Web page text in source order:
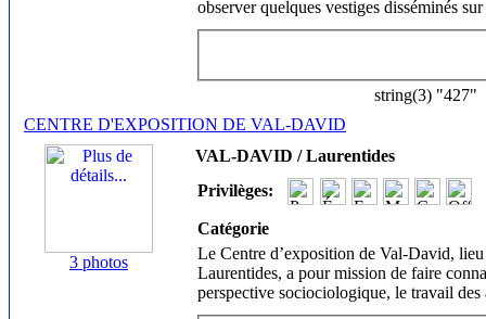
observer quelques vestiges disséminés
string(3) "427"
CENTRE D'EXPOSITION DE VAL-DAVID
3 photos
VAL-DAVID / Laurentides
Privilèges:
Catégorie
Le Centre d’exposition de Val-David,
Laurentides, a pour mission de faire
perspective sociociologique, le travail des